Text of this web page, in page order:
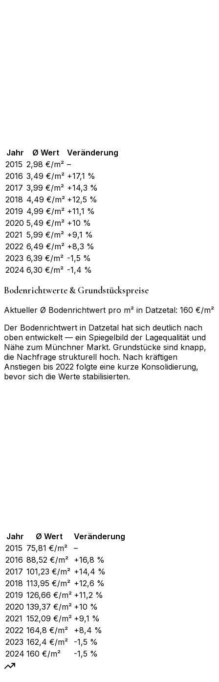
Jahr Ø Wert
Veränderung
2015 2,98 €/m² –
2016 3,49 €/m² +17,1 %
2017 3,99 €/m² +14,3 %
2018 4,49 €/m² +12,5 %
2019 4,99 €/m² +11,1 %
2020 5,49 €/m² +10 %
2021 5,99 €/m² +9,1 %
2022 6,49 €/m² +8,3 %
2023 6,39 €/m² -1,5 %
2024 6,30 €/m² -1,4 %
Bodenrichtwerte & Grundstückspreise
Aktueller Ø Bodenrichtwert pro m² in Datzetal: 160 €/m²
Der Bodenrichtwert in Datzetal hat sich deutlich nach
oben entwickelt — ein Spiegelbild der Lagequalität und
Nähe zum Münchner Markt. Grundstücke sind knapp,
die Nachfrage strukturell hoch. Nach kräftigen
Anstiegen bis 2022 folgte eine kurze Konsolidierung,
bevor sich die Werte stabilisierten.
Jahr Ø Wert
Veränderung
2015 75,81 €/m²
–
2016 88,52 €/m² +16,8 %
2017 101,23 €/m² +14,4 %
2018 113,95 €/m² +12,6 %
2019 126,66 €/m² +11,2 %
2020 139,37 €/m² +10 %
2021 152,09 €/m² +9,1 %
2022 164,8 €/m²
+8,4 %
2023 162,4 €/m²
-1,5 %
2024 160 €/m² -1,5 %